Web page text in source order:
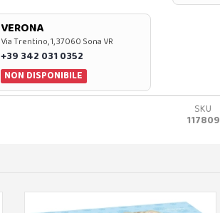
VERONA
Via Trentino, 1, 37060 Sona VR
+39 342 031 0352
NON DISPONIBILE
SKU
117809